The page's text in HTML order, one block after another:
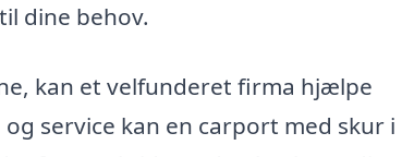
dine behov.
kan et velfunderet firma hjælpe
service kan en carport med skur i